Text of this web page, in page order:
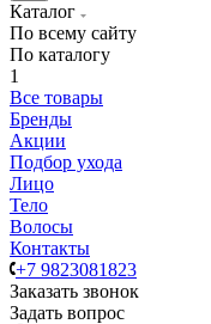
Каталог
По всему сайту
По каталогу
1
Все товары
Бренды
Акции
Подбор ухода
Лицо
Тело
Волосы
Контакты
+7 9823081823
Заказать звонок
Задать вопрос